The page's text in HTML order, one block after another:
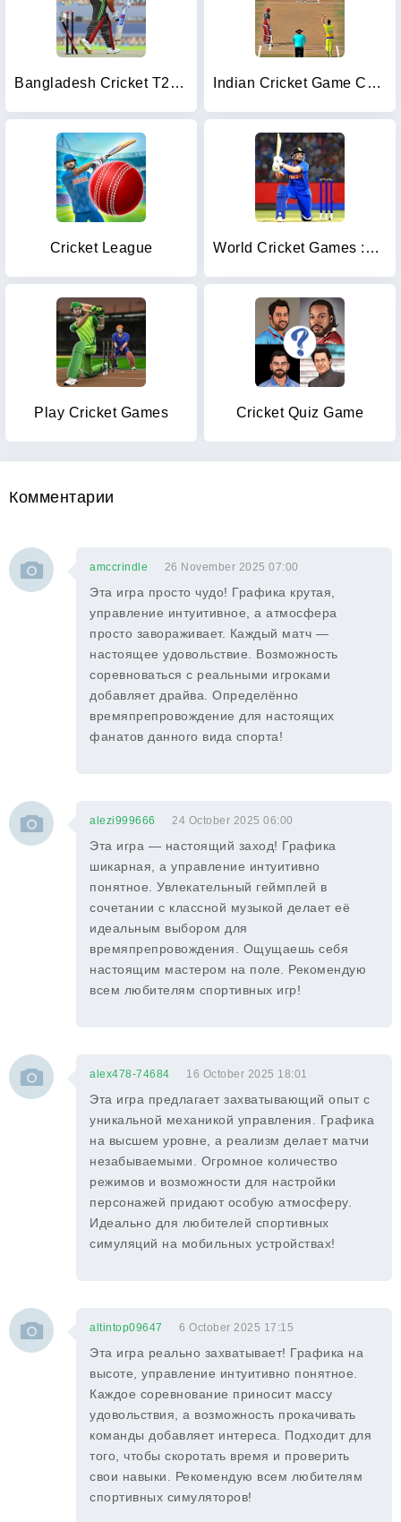
Bangladesh Cricket T20 Game Indian Cricket Game Champion
Cricket League World Cricket Games :T20 Cup
Play Cricket Games Cricket Quiz Game
Комментарии
amccrindle 26 November 2025 07:00
Эта игра просто чудо! Графика крутая,
управление интуитивное, а атмосфера
просто завораживает. Каждый матч —
настоящее удовольствие. Возможность
соревноваться с реальными игроками
добавляет драйва. Определённо
времяпрепровождение для настоящих
фанатов данного вида спорта!
alezi999666 24 October 2025 06:00
Эта игра — настоящий заход! Графика
шикарная, а управление интуитивно
понятное. Увлекательный геймплей в
сочетании с классной музыкой делает её
идеальным выбором для
времяпрепровождения. Ощущаешь себя
настоящим мастером на поле. Рекомендую
всем любителям спортивных игр!
alex478-74684 16 October 2025 18:01
Эта игра предлагает захватывающий опыт с
уникальной механикой управления. Графика
на высшем уровне, а реализм делает матчи
незабываемыми. Огромное количество
режимов и возможности для настройки
персонажей придают особую атмосферу.
Идеально для любителей спортивных
симуляций на мобильных устройствах!
altintop09647 6 October 2025 17:15
Эта игра реально захватывает! Графика на
высоте, управление интуитивно понятное.
Каждое соревнование приносит массу
удовольствия, а возможность прокачивать
команды добавляет интереса. Подходит для
того, чтобы скоротать время и проверить
свои навыки. Рекомендую всем любителям
спортивных симуляторов!